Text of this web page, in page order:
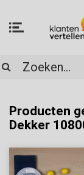
Producten
Dekker